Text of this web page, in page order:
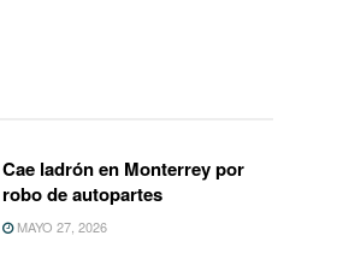
Cae ladrón en Monterrey por
robo de autopartes
MAYO 27, 2026